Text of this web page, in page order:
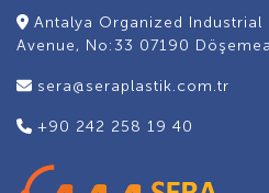
Antalya Organized Industrial
Avenue, No:33 07190
sera@seraplastik.com.tr
+90 242 258 19 40